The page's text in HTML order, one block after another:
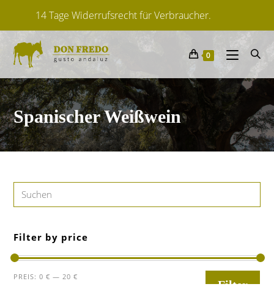
Lieferfrist: ca. 2-6 Tage
Von spanischen Herstellern
14 Tage Widerrufsrecht für Verbraucher.
0
Spanischer Weißwein
Filter by price
Filter
PREIS:0 € —20 €